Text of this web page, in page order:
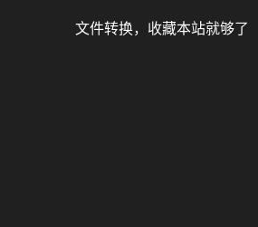
文件转换，收藏本站就够了